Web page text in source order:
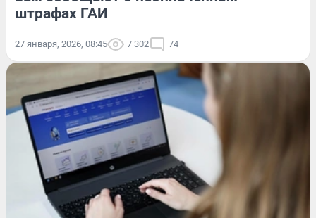
штрафах ГАИ
27 января, 2026, 08:45 7 302 74